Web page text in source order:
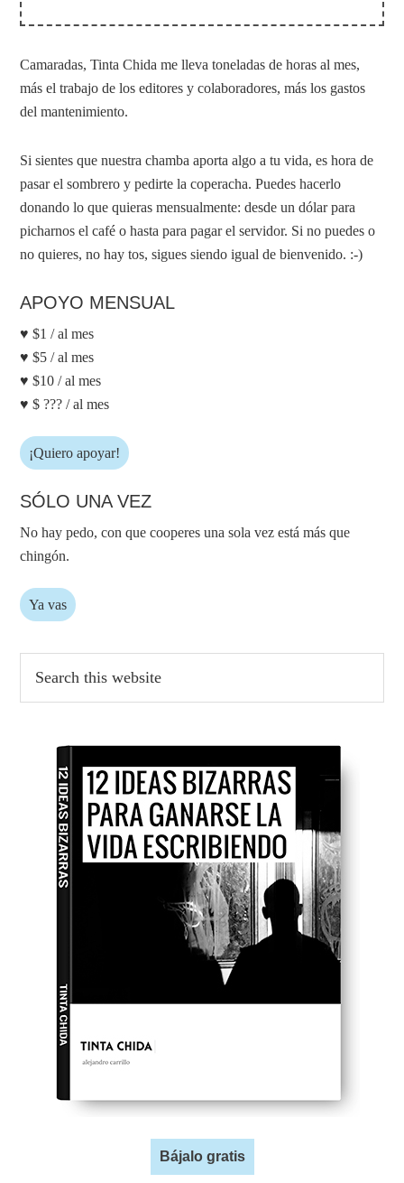
Camaradas, Tinta Chida me lleva toneladas de horas al mes,
más el trabajo de los editores y colaboradores, más los gastos
del mantenimiento.
Si sientes que nuestra chamba aporta algo a tu vida, es hora de
pasar el sombrero y pedirte la coperacha. Puedes hacerlo
donando lo que quieras mensualmente: desde un dólar para
picharnos el café o hasta para pagar el servidor. Si no puedes o
no quieres, no hay tos, sigues siendo igual de bienvenido. :-)
APOYO MENSUAL
♥ $1 / al mes
♥ $5 / al mes
♥ $10 / al mes
♥ $ ??? / al mes
¡Quiero apoyar!
SÓLO UNA VEZ
No hay pedo, con que cooperes una sola vez está más que
chingón.
Ya vas
Bájalo gratis